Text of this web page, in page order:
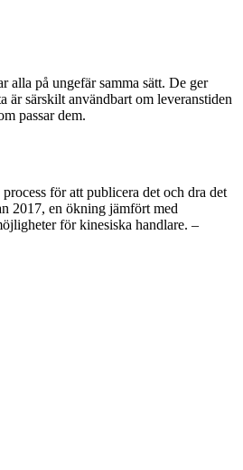
alla på ungefär samma sätt. De ger
är särskilt användbart om leveranstiden
passar dem.
för att publicera det och dra det
2017, en ökning jämfört med
för kinesiska handlare. –